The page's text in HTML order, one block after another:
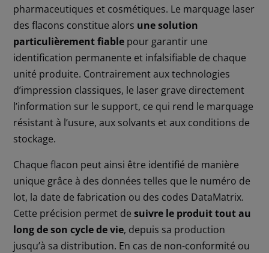
pharmaceutiques et cosmétiques. Le marquage laser
des flacons constitue alors une solution
particulièrement fiable pour garantir une
identification permanente et infalsifiable de chaque
unité produite. Contrairement aux technologies
d’impression classiques, le laser grave directement
l’information sur le support, ce qui rend le marquage
résistant à l’usure, aux solvants et aux conditions de
stockage.
Chaque flacon peut ainsi être identifié de manière
unique grâce à des données telles que le numéro de
lot, la date de fabrication ou des codes DataMatrix.
Cette précision permet desuivre le produit tout au
long de son cycle de vie, depuis sa production
jusqu’à sa distribution. En cas de non-conformité ou